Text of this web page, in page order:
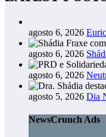
agosto 6, 2026
agosto 6, 2026
agosto 6, 2026
agosto 5, 2026 Dia
NewsCrunch Ads